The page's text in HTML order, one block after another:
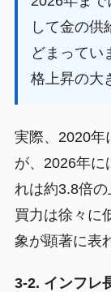
して金の供
どまってい
格上昇の大
実際、2020年
が、2026年に
れは約3.8倍
買力は徐々に
象が顕著に表
3-2. インフレ